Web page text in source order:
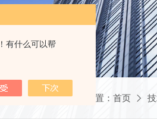
有什么可以帮
当前位置： 首页